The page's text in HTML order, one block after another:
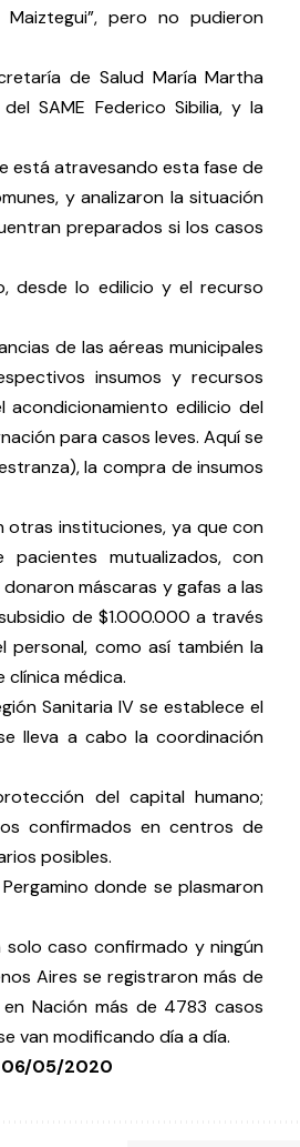
pero no pudieron
de Salud María Martha
SAME Federico Sibilia, y la
está atravesando esta fase de
y analizaron la situación
preparados si los casos
desde lo edilicio y el recurso
de las aéreas municipales
insumos y recursos
edilicio del
para casos leves. Aquí se
la compra de insumos
otras instituciones, ya que con
mutualizados, con
máscaras y gafas a las
de $1.000.000 a través
como así también la
médica.
Sanitaria IV se establece el
lleva a cabo la coordinación
del capital humano;
confirmados en centros de
posibles.
donde se plasmaron
caso confirmado y ningún
Aires se registraron más de
Nación más de 4783 casos
van modificando día a día.
06/05/2020